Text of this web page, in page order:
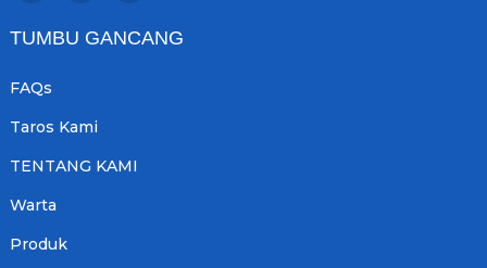
TUMBU GANCANG
FAQs
Taros Kami
TENTANG KAMI
Warta
Produk